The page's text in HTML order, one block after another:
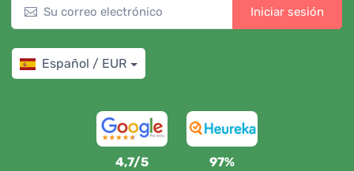
Iniciar sesión
Español / EUR
4,7/5 97%